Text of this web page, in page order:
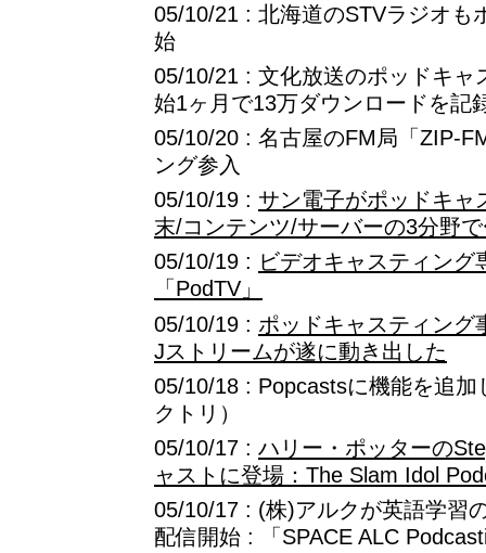
05/10/21 : 北海道のSTVラジオも
始
05/10/21 : 文化放送のポッドキャ
始1ヶ月で13万ダウンロードを記
05/10/20 : 名古屋のFM局「ZIP-
ング参入
05/10/19 : サン電子がポッドキャ
末/コンテンツ/サーバーの3分野
05/10/19 : ビデオキャスティン
「PodTV」
05/10/19 : ポッドキャスティング
Jストリームが遂に動き出した
05/10/18 : Popcastsに機能を追
クトリ）
05/10/17 : ハリー・ポッターの
ャストに登場：The Slam Idol
05/10/17 : (株)アルクが英語学習
配信開始 : 「SPACE ALC